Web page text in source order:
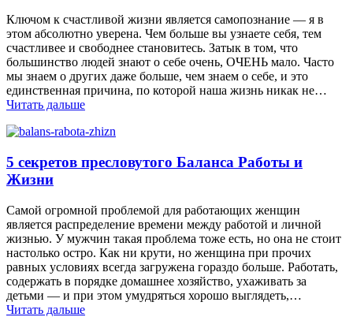
Ключом к счастливой жизни является самопознание — я в
этом абсолютно уверена. Чем больше вы узнаете себя, тем
счастливее и свободнее становитесь. Затык в том, что
большинство людей знают о себе очень, ОЧЕНЬ мало. Часто
мы знаем о других даже больше, чем знаем о себе, и это
единственная причина, по которой наша жизнь никак не…
Читать дальше
5 секретов пресловутого Баланса Работы и
Жизни
Самой огромной проблемой для работающих женщин
является распределение времени между работой и личной
жизнью. У мужчин такая проблема тоже есть, но она не стоит
настолько остро. Как ни крути, но женщина при прочих
равных условиях всегда загружена гораздо больше. Работать,
содержать в порядке домашнее хозяйство, ухаживать за
детьми — и при этом умудряться хорошо выглядеть,…
Читать дальше